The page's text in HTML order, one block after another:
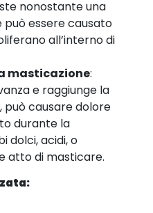
nonostante una
può essere causato
all’interno di
masticazione:
e raggiunge la
può causare dolore
durante la
dolci, acidi, o
atto di masticare.